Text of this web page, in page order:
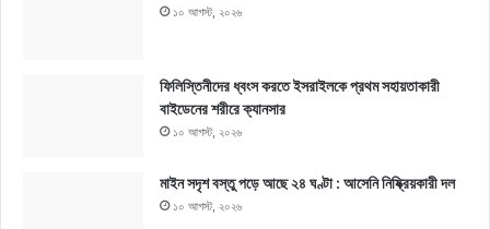
১০ আগস্ট, ২০২৬
ফিলিস্তিনীদের ধ্বংস করতে ইসরাইলকে প্রথম সহায়তাকারী
বাইডেনের শরীরে ক্যানসার
১০ আগস্ট, ২০২৬
মাইন সদৃশ বস্তু পড়ে আছে ২৪ ঘণ্টা : আসেনি নিষ্ক্রিয়কারী দল
১০ আগস্ট, ২০২৬